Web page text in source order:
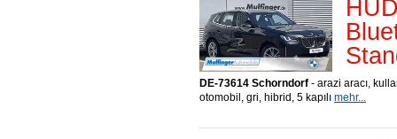
DE-73614 Schorndorf - arazi aracı,
otomobil, gri, hibrid, 5 kapılı mehr...